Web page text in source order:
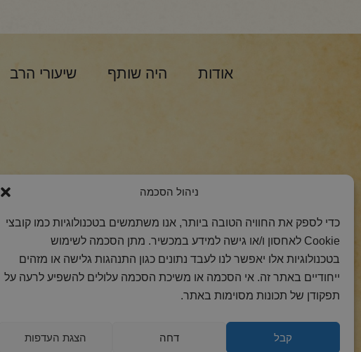
ניהול הסכמה
כדי לספק את החוויה הטובה ביותר, אנו משתמשים בטכנולוגיות כמו קובצי
Cookie לאחסון ו/או גישה למידע במכשיר. מתן הסכמה לשימוש
בטכנולוגיות אלו יאפשר לנו לעבד נתונים כגון התנהגות גלישה או מזהים
ייחודיים באתר זה. אי הסכמה או משיכת הסכמה עלולים להשפיע לרעה על
תפקודן של תכונות מסוימות באתר.
קבל דחה הצגת העדפות
אודות היה שותף שיעורי הרב
הצטרפות למסר היומי
2018 כל הזכויות